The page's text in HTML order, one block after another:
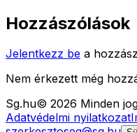
Hozzászólások
Jelentkezz be a
Nem érkezett még
Sg.hu© 2026 Minden
Adatvédelmi nyilatkozat